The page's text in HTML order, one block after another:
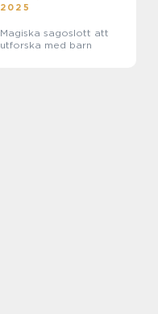
2025
Magiska sagoslott att
utforska med barn